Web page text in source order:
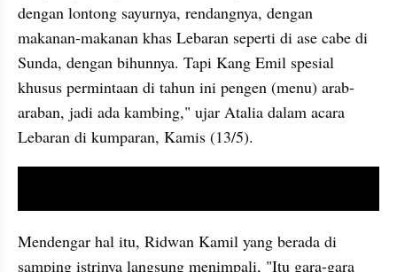
dengan lontong sayurnya, rendangnya, dengan
makanan-makanan khas Lebaran seperti di ase cabe di
Sunda, dengan bihunnya. Tapi Kang Emil spesial
khusus permintaan di tahun ini pengen (menu) arab-
araban, jadi ada kambing," ujar Atalia dalam acara
Lebaran di kumparan, Kamis (13/5).
Mendengar hal itu, Ridwan Kamil yang berada di
samping istrinya langsung menimpali, "Itu gara-gara